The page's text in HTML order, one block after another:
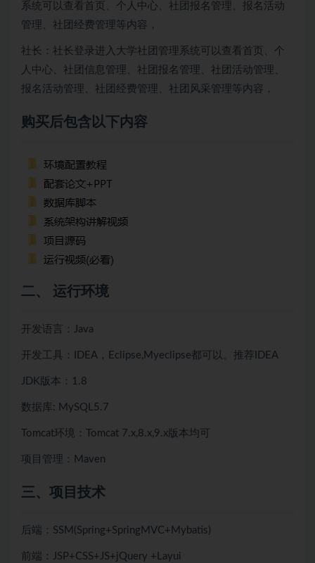
系统可以查看首页、个人中心、社团报名管理、报名活动
管理、社团经费管理等内容，
社长：社长登录进入大学社团管理系统可以查看首页、个
人中心、社团信息管理、社团报名管理、社团活动管理、
报名活动管理、社团经费管理、社团风采管理等内容，
购买后包含以下内容
二、 运行环境
开发语言：Java
开发工具：IDEA，Eclipse,Myeclipse都可以。推荐IDEA
JDK版本：1.8
数据库: MySQL5.7
Tomcat环境：Tomcat 7.x,8.x,9.x版本均可
项目管理：Maven
三、项目技术
后端：SSM(Spring+SpringMVC+Mybatis)
前端：JSP+CSS+JS+jQuery +Layui